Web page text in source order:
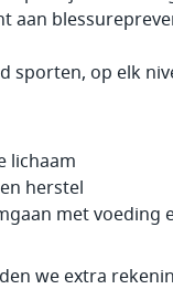
aan
sporten, op elk
lichaam
herstel
met voeding
we extra